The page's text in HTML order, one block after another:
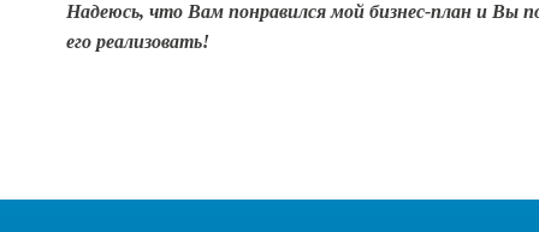
Надеюсь, что Вам понравился мой бизнес-план и Вы
его реализовать!